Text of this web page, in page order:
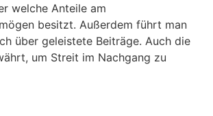
welche Anteile am
besitzt. Außerdem führt man
über geleistete Beiträge. Auch die
um Streit im Nachgang zu